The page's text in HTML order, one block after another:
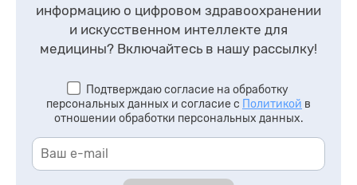
информацию о цифровом здравоохранении
и искусственном интеллекте для
медицины? Включайтесь в нашу рассылку!
Подтверждаю согласие на обработку
персональных данных и согласие с Политикой в
отношении обработки персональных данных.